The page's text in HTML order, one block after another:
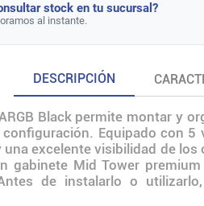
stock en tu sucursal?
al instante.
DESCRIPCIÓN
Black permite montar
Equipado con
excelente visibilidad de
gabinete Mid Tower
de instalarlo o